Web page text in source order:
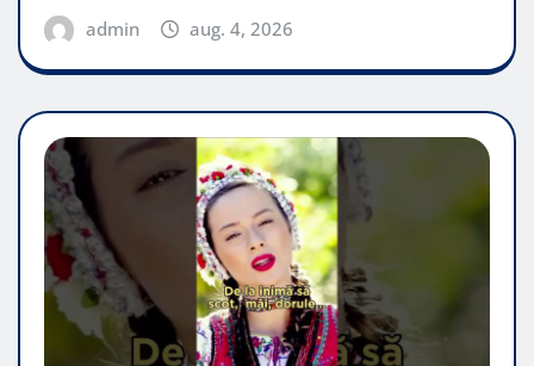
admin aug. 4, 2026